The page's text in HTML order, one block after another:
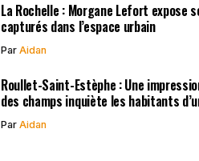
La Rochelle : Morgane Lefort
capturés dans l’espace urbain
Par Aidan
Roullet-Saint-Estèphe : Une
des champs inquiète les habitants
Par Aidan